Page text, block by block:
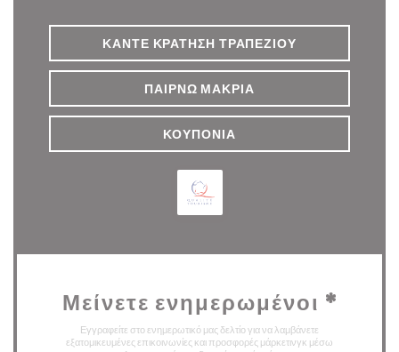
ΚΆΝΤΕ ΚΡΆΤΗΣΗ ΤΡΑΠΕΖΙΟΎ
ΠΑΊΡΝΩ ΜΑΚΡΙΆ
ΚΟΥΠΌΝΙΑ
Μείνετε ενημερωμένοι *
Εγγραφείτε στο ενημερωτικό μας δελτίο για να λαμβάνετε
εξατομικευμένες επικοινωνίες και προσφορές μάρκετινγκ μέσω